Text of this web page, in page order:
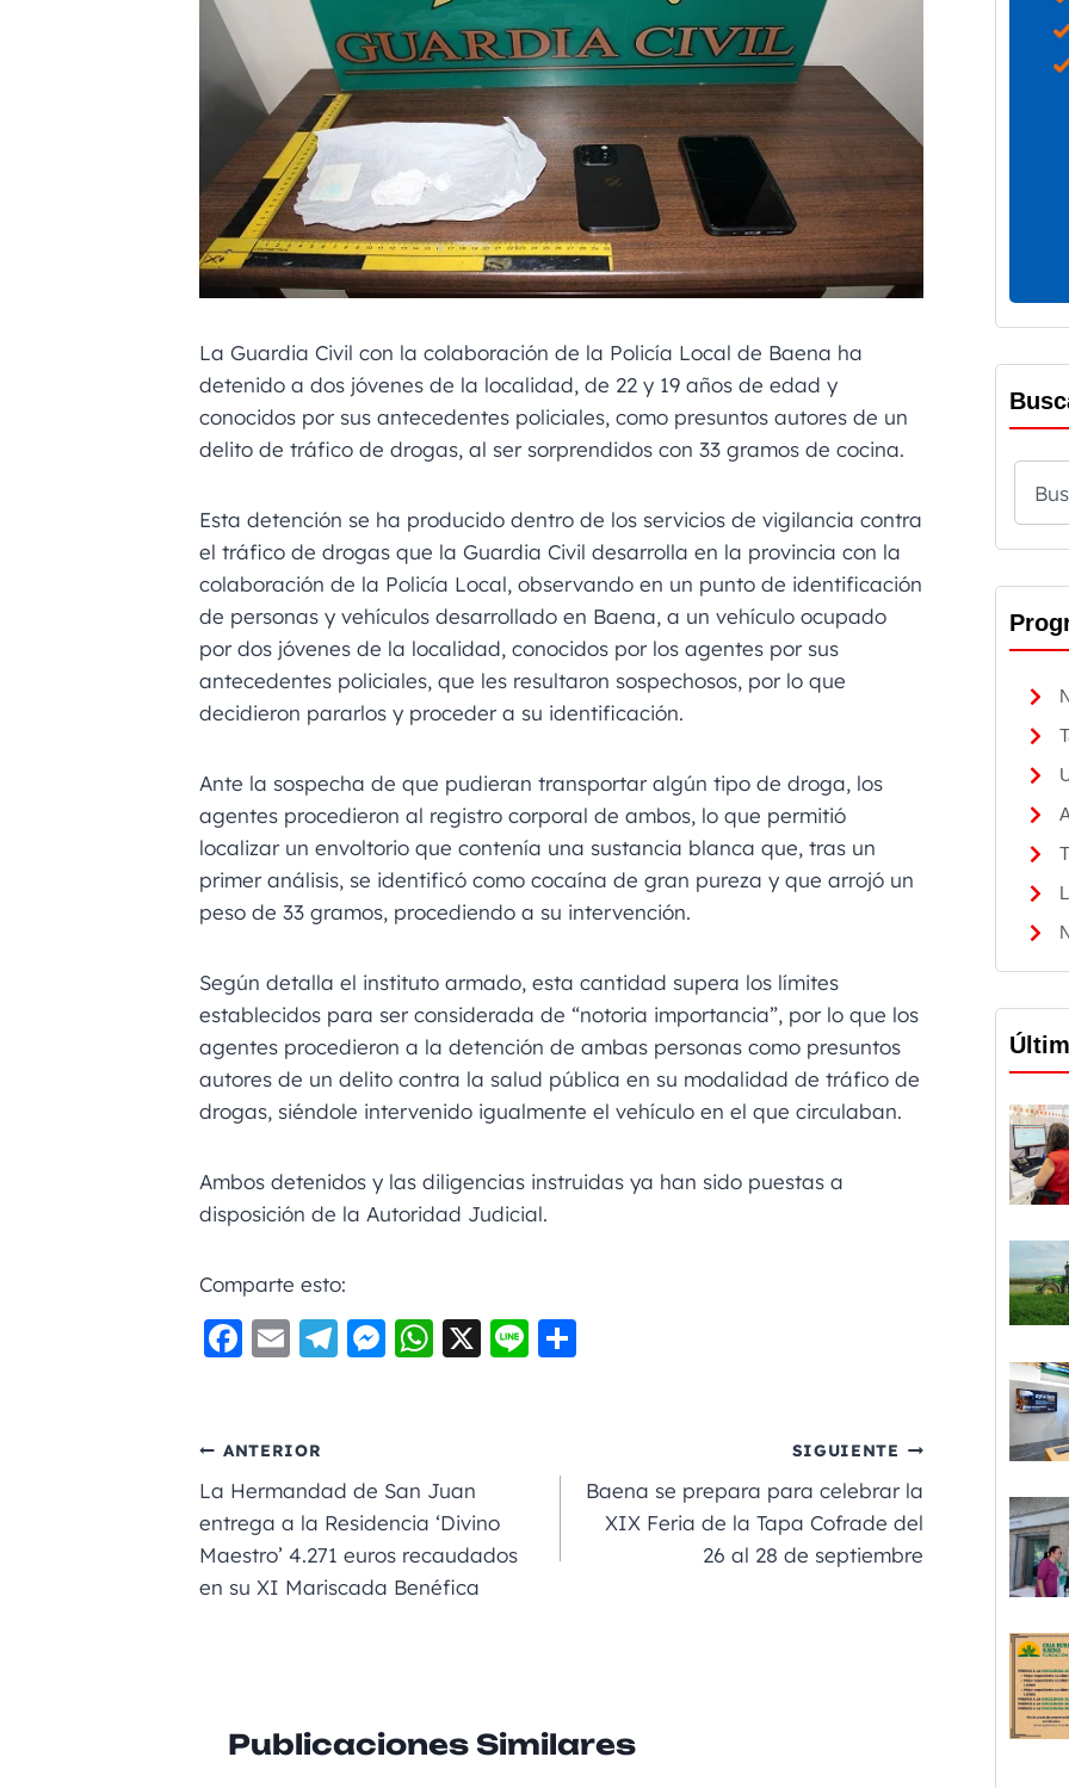
La Guardia Civil con la colaboración de la Policía Local de Baena ha
detenido a dos jóvenes de la localidad, de 22 y 19 años de edad y
conocidos por sus antecedentes policiales, como presuntos autores de un
delito de tráfico de drogas, al ser sorprendidos con 33 gramos de cocina.
Esta detención se ha producido dentro de los servicios de vigilancia contra
el tráfico de drogas que la Guardia Civil desarrolla en la provincia con la
colaboración de la Policía Local, observando en un punto de identificación
de personas y vehículos desarrollado en Baena, a un vehículo ocupado
por dos jóvenes de la localidad, conocidos por los agentes por sus
antecedentes policiales, que les resultaron sospechosos, por lo que
decidieron pararlos y proceder a su identificación.
Ante la sospecha de que pudieran transportar algún tipo de droga, los
agentes procedieron al registro corporal de ambos, lo que permitió
localizar un envoltorio que contenía una sustancia blanca que, tras un
primer análisis, se identificó como cocaína de gran pureza y que arrojó un
peso de 33 gramos, procediendo a su intervención.
Según detalla el instituto armado, esta cantidad supera los límites
establecidos para ser considerada de “notoria importancia”, por lo que los
agentes procedieron a la detención de ambas personas como presuntos
autores de un delito contra la salud pública en su modalidad de tráfico de
drogas, siéndole intervenido igualmente el vehículo en el que circulaban.
Ambos detenidos y las diligencias instruidas ya han sido puestas a
disposición de la Autoridad Judicial.
Comparte esto:
F
e
b
o
o
k
E
l
Te
m
M
n
g
er
W
A
p
p
X Li C
a
rt
ANTERIOR
La Hermandad de San Juan
entrega a la Residencia ‘Divino
Maestro’ 4.271 euros recaudados
en su XI Mariscada Benéfica
SIGUIENTE
Baena se prepara para celebrar la
XIX Feria de la Tapa Cofrade del
26 al 28 de septiembre
Publicaciones Similares